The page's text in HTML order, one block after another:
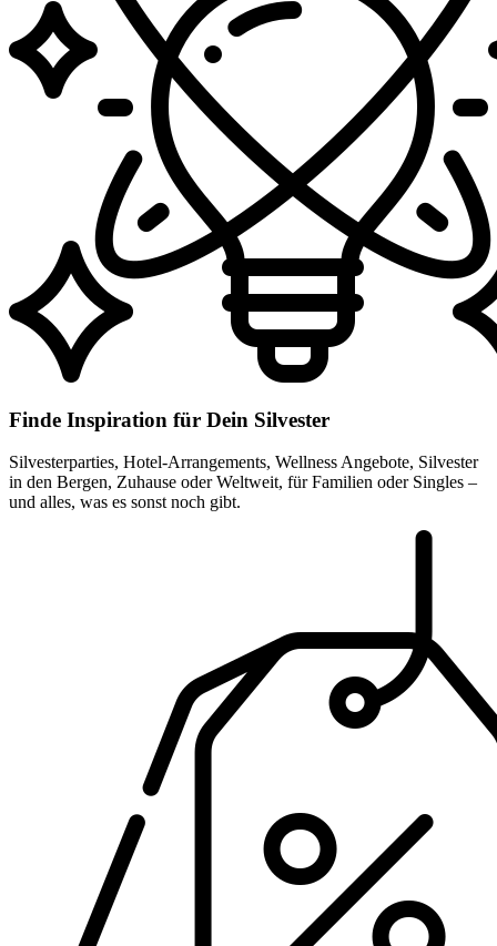
Finde Inspiration für Dein Silvester
Silvesterparties, Hotel-Arrangements, Wellness Angebote, Silvester
in den Bergen, Zuhause oder Weltweit, für Familien oder Singles –
und alles, was es sonst noch gibt.